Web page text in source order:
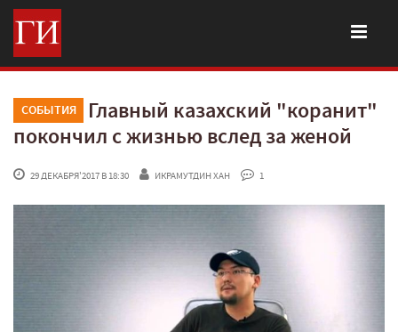
СОБЫТИЯ
Главный казахский "коранит"
покончил с жизнью вслед за женой
29 ДЕКАБРЯ'2017 В 18:30 ИКРАМУТДИН ХАН 1